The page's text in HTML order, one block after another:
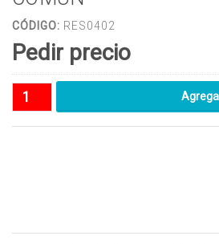
CÓDIGO: RES0402
Pedir precio